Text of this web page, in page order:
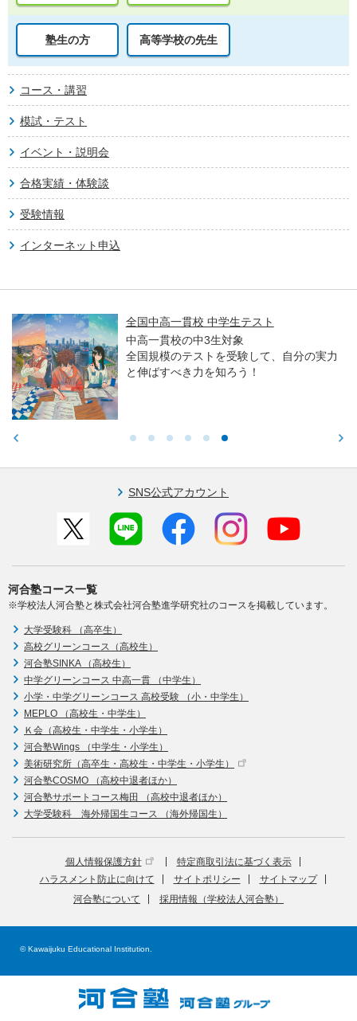
塾生の方 高等学校の先生
コース・講習
模試・テスト
イベント・説明会
合格実績・体験談
受験情報
インターネット申込
全国中高一貫校 中学生テスト
中高一貫校の中3生対象
全国規模のテストを受験して、自分の実力
と伸ばすべき力を知ろう！
SNS公式アカウント
河合塾コース一覧
※学校法人河合塾と株式会社河合塾進学研究社のコースを掲載しています。
大学受験科 （高卒生）
高校グリーンコース（高校生）
河合塾SINKA （高校生）
中学グリーンコース 中高一貫 （中学生）
小学・中学グリーンコース 高校受験 （小・中学生）
MEPLO （高校生・中学生）
Ｋ会（高校生・中学生・小学生）
河合塾Wings （中学生・小学生）
美術研究所（高卒生・高校生・中学生・小学生）
河合塾COSMO （高校中退者ほか）
河合塾サポートコース梅田 （高校中退者ほか）
大学受験科 海外帰国生コース （海外帰国生）
個人情報保護方針
特定商取引法に基づく表示
ハラスメント防止に向けて
サイトポリシー
サイトマップ
河合塾について
採用情報（学校法人河合塾）
© Kawaijuku Educational Institution.